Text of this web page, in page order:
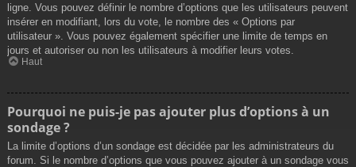
ligne. Vous pouvez définir le nombre d’options que les utilisateurs peuvent
insérer en modifiant, lors du vote, le nombre des « Options par
utilisateur ». Vous pouvez également spécifier une limite de temps en
jours et autoriser ou non les utilisateurs à modifier leurs votes.
Haut
Pourquoi ne puis-je pas ajouter plus d’options à un
sondage ?
La limite d’options d’un sondage est décidée par les administrateurs du
forum. Si le nombre d’options que vous pouvez ajouter à un sondage vous